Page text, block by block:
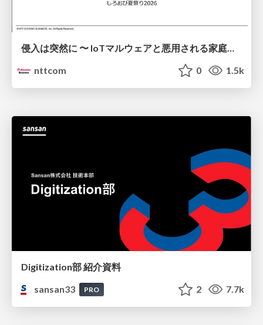
侵入は突然に 〜 IoTマルウェアと悪用される家庭の機器 ～ / When Intrusion Strikes: IoT Malware and the Abuse of Home Devices
nttcom
0 1.5k
Digitization部 紹介資料
sansan33
PRO 2 7.7k